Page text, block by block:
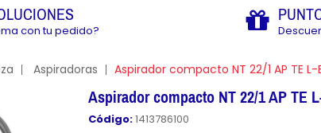
con tu pedido?
Aspiradoras Aspirador compacto NT 22/1 AP TE L-
Aspirador compacto NT 22/1 AP TE
Código:1413786100